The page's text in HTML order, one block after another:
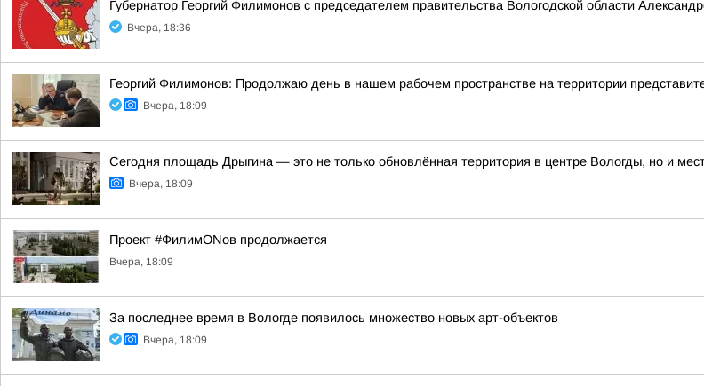
Губернатор Георгий Филимонов с председателем правительства Вологодской области
Вчера, 18:36
Георгий Филимонов: Продолжаю день в нашем рабочем пространстве на территории
Вчера, 18:09
Сегодня площадь Дрыгина — это не только обновлённая территория в центре Вологды, но и
Вчера, 18:09
Проект #ФилимONов продолжается
Вчера, 18:09
За последнее время в Вологде появилось множество новых арт-объектов
Вчера, 18:09